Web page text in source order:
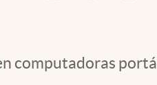
computadoras